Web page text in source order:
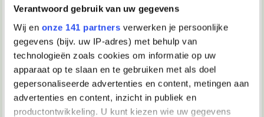
Verantwoord gebruik van uw gegevens
Wij en onze 141 partners verwerken je persoonlijke
gegevens (bijv. uw IP-adres) met behulp van
technologieën zoals cookies om informatie op uw
apparaat op te slaan en te gebruiken met als doel
gepersonaliseerde advertenties en content, metingen aan
advertenties en content, inzicht in publiek en
productontwikkeling. U kunt kiezen wie uw gegevens
TRA
Sylph schreef op12-08-2007 @ 23:56:
M'n rooster krijg ik pas dinsdag!
Pfft. Prutsers daar bij Servex.
__________________
"#25 maart 2005: Quiana is op De Kantine vervangen door PV"
12-08-2007, 22:58